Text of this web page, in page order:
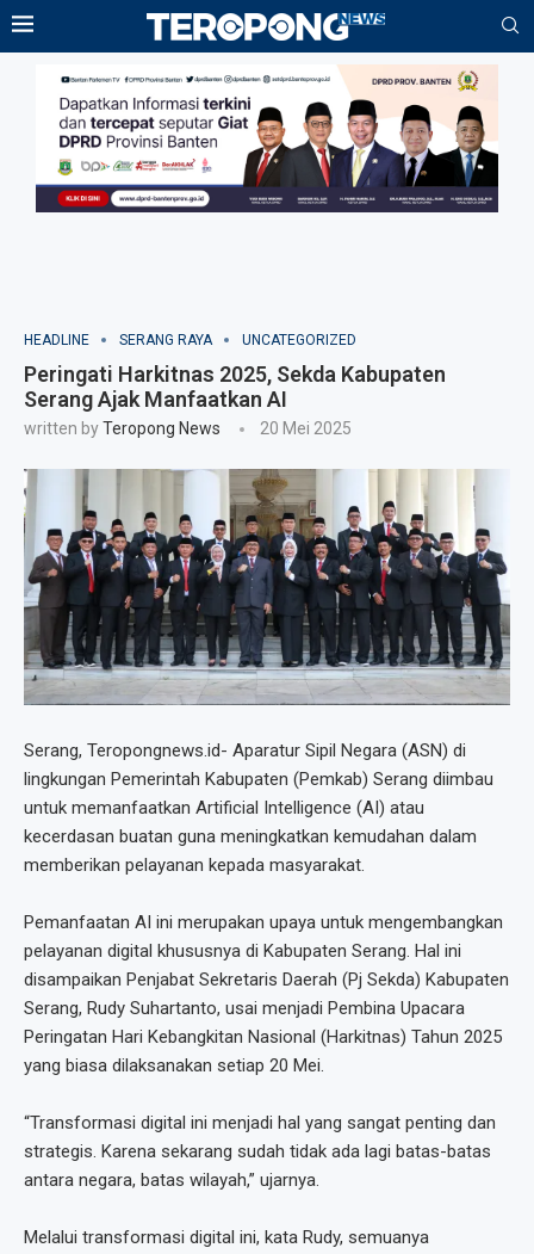
HEADLINE SERANG RAYA UNCATEGORIZED
Peringati Harkitnas 2025, Sekda Kabupaten
Serang Ajak Manfaatkan AI
written byTeropong News 20 Mei 2025
Serang, Teropongnews.id- Aparatur Sipil Negara (ASN) di
lingkungan Pemerintah Kabupaten (Pemkab) Serang diimbau
untuk memanfaatkan Artificial Intelligence (AI) atau
kecerdasan buatan guna meningkatkan kemudahan dalam
memberikan pelayanan kepada masyarakat.
Pemanfaatan AI ini merupakan upaya untuk mengembangkan
pelayanan digital khususnya di Kabupaten Serang. Hal ini
disampaikan Penjabat Sekretaris Daerah (Pj Sekda) Kabupaten
Serang, Rudy Suhartanto, usai menjadi Pembina Upacara
Peringatan Hari Kebangkitan Nasional (Harkitnas) Tahun 2025
yang biasa dilaksanakan setiap 20 Mei.
“Transformasi digital ini menjadi hal yang sangat penting dan
strategis. Karena sekarang sudah tidak ada lagi batas-batas
antara negara, batas wilayah,” ujarnya.
Melalui transformasi digital ini, kata Rudy, semuanya